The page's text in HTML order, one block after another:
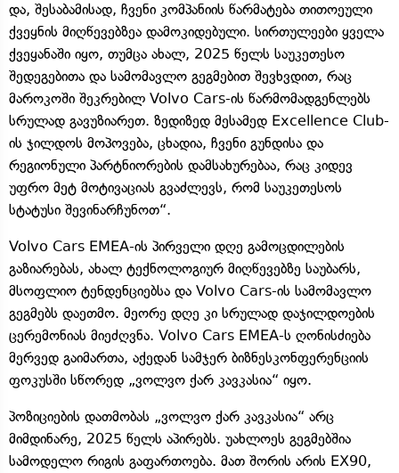
და, შესაბამისად, ჩვენი კომპანიის წარმატება თითოეული
ქვეყნის მიღწევებზეა დამოკიდებული. სირთულეები ყველა
ქვეყანაში იყო, თუმცა ახალ, 2025 წელს საუკეთესო
შედეგებითა და სამომავლო გეგმებით შევხვდით, რაც
მაროკოში შეკრებილ Volvo Cars-ის წარმომადგენლებს
სრულად გავუზიარეთ. ზედიზედ მესამედ Excellence Club-
ის ჯილდოს მოპოვება, ცხადია, ჩვენი გუნდისა და
რეგიონული პარტნიორების დამსახურებაა, რაც კიდევ
უფრო მეტ მოტივაციას გვაძლევს, რომ საუკეთესოს
სტატუსი შევინარჩუნოთ“.
Volvo Cars EMEA-ის პირველი დღე გამოცდილების
გაზიარებას, ახალ ტექნოლოგიურ მიღწევებზე საუბარს,
მსოფლიო ტენდენციებსა და Volvo Cars-ის სამომავლო
გეგმებს დაეთმო. მეორე დღე კი სრულად დაჯილდოების
ცერემონიას მიეძღვნა. Volvo Cars EMEA-ს ღონისძიება
მერვედ გაიმართა, აქედან სამჯერ ბიზნესკონფერენციის
ფოკუსში სწორედ „ვოლვო ქარ კავკასია“ იყო.
პოზიციების დათმობას „ვოლვო ქარ კავკასია“ არც
მიმდინარე, 2025 წელს აპირებს. უახლოეს გეგმებშია
სამოდელო რიგის გაფართოება. მათ შორის არის EX90,